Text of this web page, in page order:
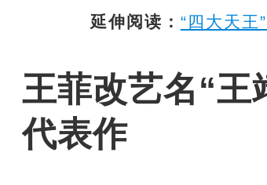
延伸阅读： “四大天王
王菲改艺名“王
代表作